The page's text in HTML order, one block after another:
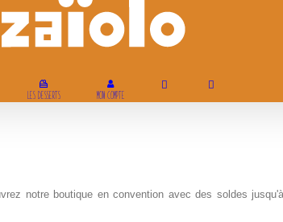
LES DESSERTS MON COMPTE
notre boutique en convention avec des soldes